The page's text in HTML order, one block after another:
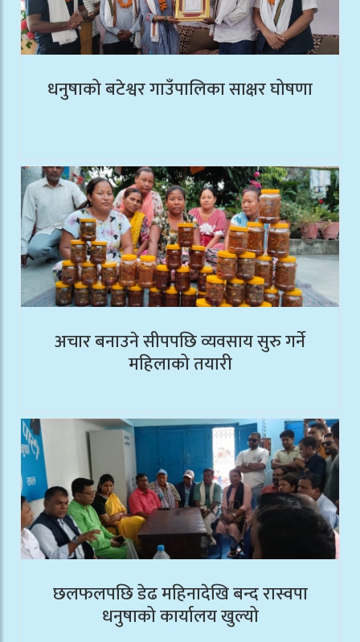
धनुषाको बटेश्वर गाउँपालिका साक्षर घोषणा
अचार बनाउने सीपपछि व्यवसाय सुरु गर्ने
महिलाको तयारी
छलफलपछि डेढ महिनादेखि बन्द रास्वपा
धनुषाको कार्यालय खुल्यो